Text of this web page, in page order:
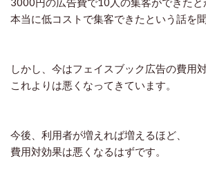
本当に低コストで集客できたという話を聞
しかし、今はフェイスブック広告の費用
これよりは悪くなってきています。
今後、利用者が増えれば増えるほど、
費用対効果は悪くなるはずです。